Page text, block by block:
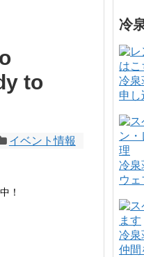
to
イベント情報
！
冷
冷泉
申し
冷泉
ウ
冷泉
仲間